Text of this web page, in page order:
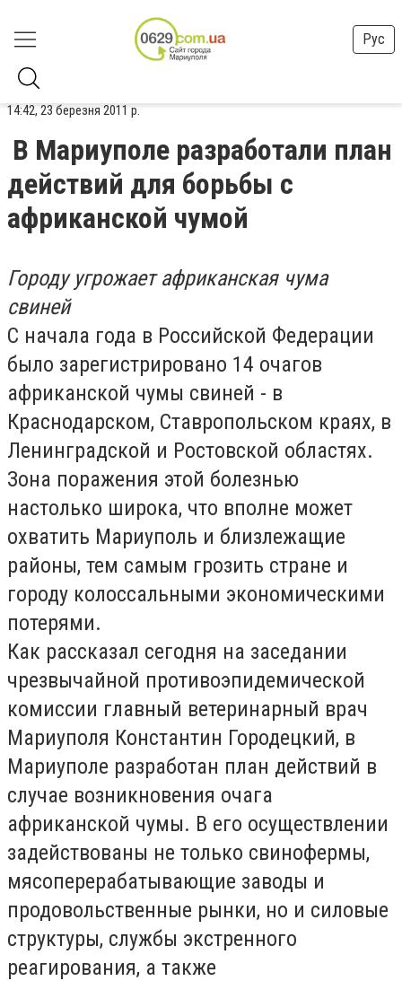
Рус
14:42, 23 березня 2011 р.
В Мариуполе разработали план
действий для борьбы с
африканской чумой
Городу угрожает африканская чума
свиней
С начала года в Российской Федерации
было зарегистрировано 14 очагов
африканской чумы свиней - в
Краснодарском, Ставропольском краях, в
Ленинградской и Ростовской областях.
Зона поражения этой болезнью
настолько широка, что вполне может
охватить Мариуполь и близлежащие
районы, тем самым грозить стране и
городу колоссальными экономическими
потерями.
Как рассказал сегодня на заседании
чрезвычайной противоэпидемической
комиссии главный ветеринарный врач
Мариуполя Константин Городецкий, в
Мариуполе разработан план действий в
случае возникновения очага
африканской чумы. В его осуществлении
задействованы не только свинофермы,
мясоперерабатывающие заводы и
продовольственные рынки, но и силовые
структуры, службы экстренного
реагирования, а также